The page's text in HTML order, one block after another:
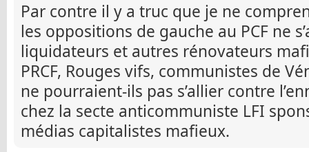
Par contre il y a truc que je ne
les oppositions de gauche au PCF ne
liquidateurs et autres rénovateurs
PRCF, Rouges vifs, communistes de
ne pourraient-ils pas s’allier contre
chez la secte anticommuniste LFI
médias capitalistes mafieux.